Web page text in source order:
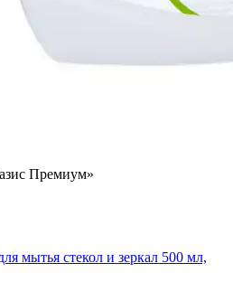
Премиум»
мытья стекол и зеркал 500 мл,